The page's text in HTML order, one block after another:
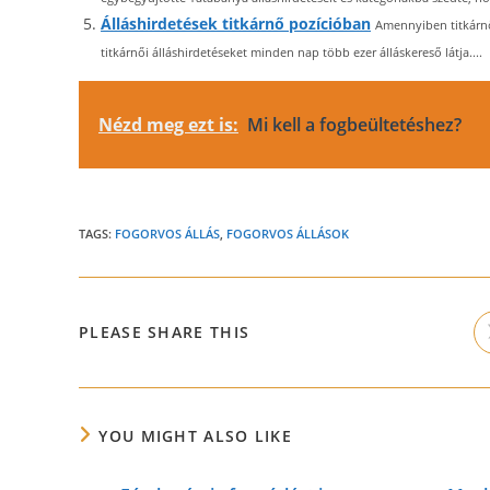
Álláshirdetések titkárnő pozícióban Amennyiben
titkárnői álláshirdetéseket minden nap több ezer álláskereső látja....
Nézd meg ezt is: Mi kell a fogbeültetéshez?
TAGS: FOGORVOS ÁLLÁS, FOGORVOS ÁLLÁSOK
PLEASE SHARE THIS
YOU MIGHT ALSO LIKE